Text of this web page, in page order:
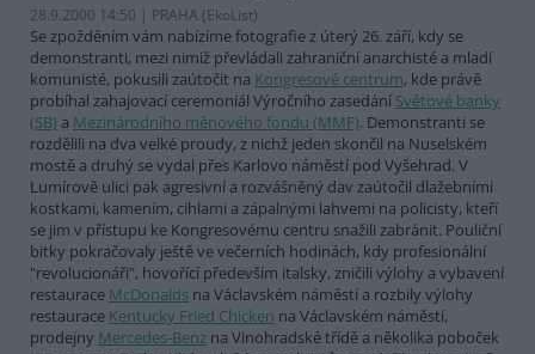
28.9.2000 14:50 | PRAHA (EkoList)
Se zpožděním vám nabízíme fotografie z úterý 26. září, kdy se
demonstranti, mezi nimiž převládali zahraniční anarchisté a mladí
komunisté, pokusili zaútočit na Kongresové centrum, kde právě
probíhal zahajovací ceremoniál Výročního zasedání Světové banky
(SB) a Mezinárodního měnového fondu (MMF). Demonstranti se
rozdělili na dva velké proudy, z nichž jeden skončil na Nuselském
mostě a druhý se vydal přes Karlovo náměstí pod Vyšehrad. V
Lumírově ulici pak agresivní a rozvášněný dav zaútočil dlažebními
kostkami, kamením, cihlami a zápalnými lahvemi na policisty, kteří
se jim v přístupu ke Kongresovému centru snažili zabránit. Pouliční
bitky pokračovaly ještě ve večerních hodinách, kdy profesionální
"revolucionáři", hovořící především italsky, zničili výlohy a vybavení
restaurace McDonalds na Václavském náměstí a rozbily výlohy
restaurace Kentucky Fried Chicken na Václavském náměstí,
prodejny Mercedes-Benz na Vinohradské třídě a několika poboček